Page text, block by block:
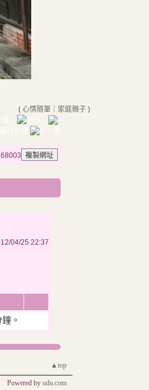
( 心情隨筆 家庭親子 )
04/25 22:37
。
▲top
Powered by udn.com